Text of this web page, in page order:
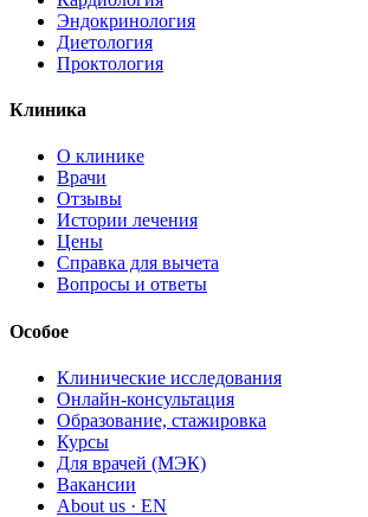
Эндокринология
Диетология
Проктология
Клиника
О клинике
Врачи
Отзывы
Истории лечения
Цены
Справка для вычета
Вопросы и ответы
Особое
Клинические исследования
Онлайн-консультация
Образование, стажировка
Курсы
Для врачей (МЭК)
Вакансии
About us · EN